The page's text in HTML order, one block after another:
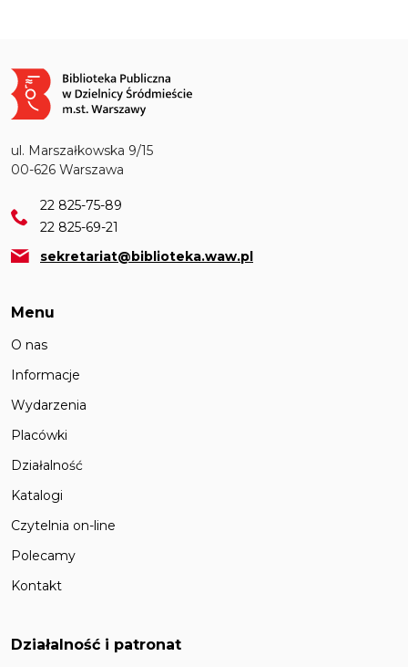
Obraz
ul. Marszałkowska 9/15
00-626 Warszawa
22 825-75-89
22 825-69-21
sekretariat@biblioteka.waw.pl
Menu
O nas
Informacje
Wydarzenia
Placówki
Działalność
Katalogi
Czytelnia on-line
Polecamy
Kontakt
Działalność i patronat